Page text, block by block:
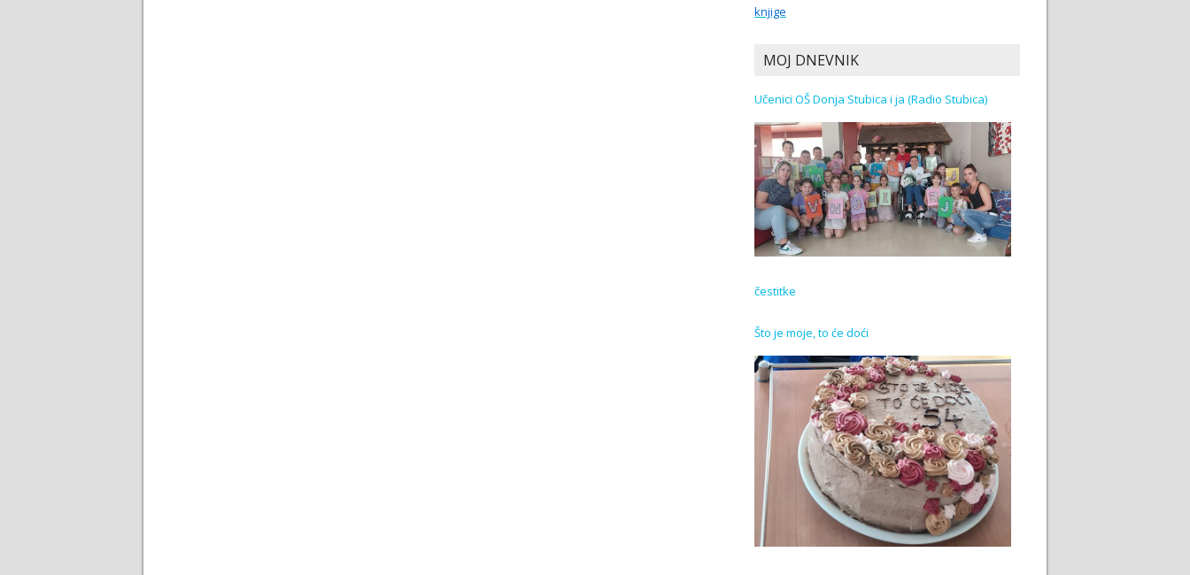
knjige
MOJ DNEVNIK
Učenici OŠ Donja Stubica i ja (Radio Stubica)
čestitke
Što je moje, to će doći